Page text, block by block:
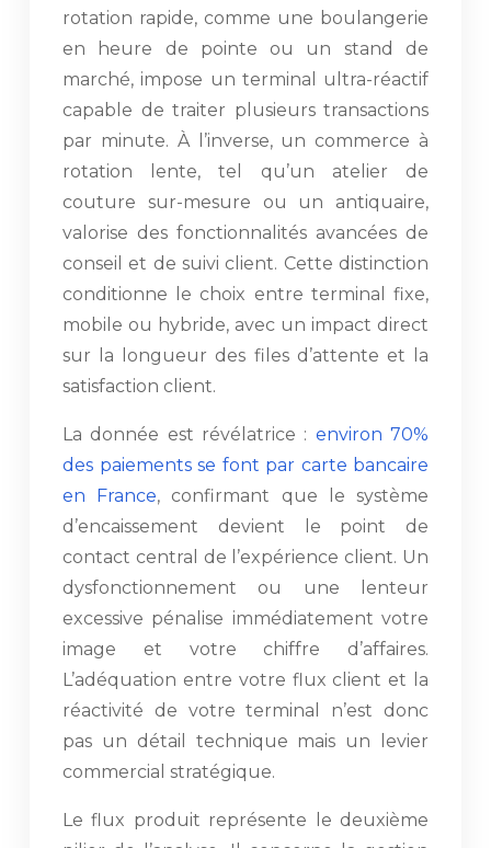
rotation rapide, comme une boulangerie
en heure de pointe ou un stand de
marché, impose un terminal ultra-réactif
capable de traiter plusieurs transactions
par minute. À l’inverse, un commerce à
rotation lente, tel qu’un atelier de
couture sur-mesure ou un antiquaire,
valorise des fonctionnalités avancées de
conseil et de suivi client. Cette distinction
conditionne le choix entre terminal fixe,
mobile ou hybride, avec un impact direct
sur la longueur des files d’attente et la
satisfaction client.
La donnée est révélatrice : environ 70%
des paiements se font par carte bancaire
en France, confirmant que le système
d’encaissement devient le point de
contact central de l’expérience client. Un
dysfonctionnement ou une lenteur
excessive pénalise immédiatement votre
image et votre chiffre d’affaires.
L’adéquation entre votre flux client et la
réactivité de votre terminal n’est donc
pas un détail technique mais un levier
commercial stratégique.
Le flux produit représente le deuxième